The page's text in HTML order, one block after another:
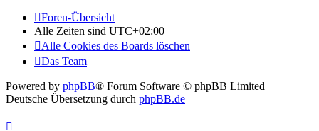
Foren-Übersicht
Alle Zeiten sind UTC+02:00
Alle Cookies des Boards löschen
Das Team
Powered by phpBB® Forum Software © phpBB Limited
Deutsche Übersetzung durch phpBB.de